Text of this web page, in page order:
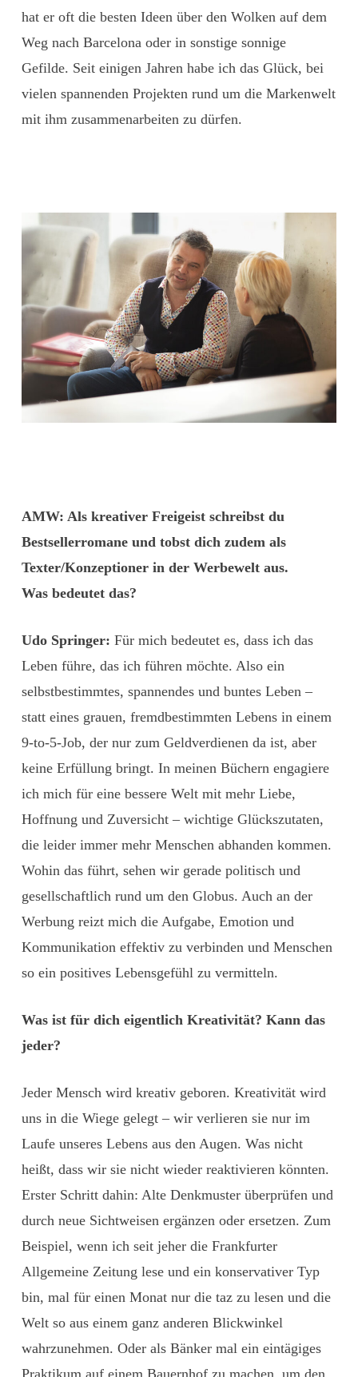
hat er oft die besten Ideen über den Wolken auf dem
Weg nach Barcelona oder in sonstige sonnige
Gefilde. Seit einigen Jahren habe ich das Glück, bei
vielen spannenden Projekten rund um die Markenwelt
mit ihm zusammenarbeiten zu dürfen.
AMW: Als kreativer Freigeist schreibst du
Bestsellerromane und tobst dich zudem als
Texter/Konzeptioner in der Werbewelt aus.
Was bedeutet das?
Udo Springer: Für mich bedeutet es, dass ich das
Leben führe, das ich führen möchte. Also ein
selbstbestimmtes, spannendes und buntes Leben –
statt eines grauen, fremdbestimmten Lebens in einem
9-to-5-Job, der nur zum Geldverdienen da ist, aber
keine Erfüllung bringt. In meinen Büchern engagiere
ich mich für eine bessere Welt mit mehr Liebe,
Hoffnung und Zuversicht – wichtige Glückszutaten,
die leider immer mehr Menschen abhanden kommen.
Wohin das führt, sehen wir gerade politisch und
gesellschaftlich rund um den Globus. Auch an der
Werbung reizt mich die Aufgabe, Emotion und
Kommunikation effektiv zu verbinden und Menschen
so ein positives Lebensgefühl zu vermitteln.
Was ist für dich eigentlich Kreativität? Kann das
jeder?
Jeder Mensch wird kreativ geboren. Kreativität wird
uns in die Wiege gelegt – wir verlieren sie nur im
Laufe unseres Lebens aus den Augen. Was nicht
heißt, dass wir sie nicht wieder reaktivieren könnten.
Erster Schritt dahin: Alte Denkmuster überprüfen und
durch neue Sichtweisen ergänzen oder ersetzen. Zum
Beispiel, wenn ich seit jeher die Frankfurter
Allgemeine Zeitung lese und ein konservativer Typ
bin, mal für einen Monat nur die taz zu lesen und die
Welt so aus einem ganz anderen Blickwinkel
wahrzunehmen. Oder als Bänker mal ein eintägiges
Praktikum auf einem Bauernhof zu machen, um den